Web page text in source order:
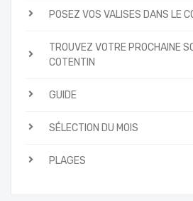
POSEZ VOS VALISES DANS LE
TROUVEZ VOTRE PROCHAINE
COTENTIN
GUIDE
SÉLECTION DU MOIS
PLAGES